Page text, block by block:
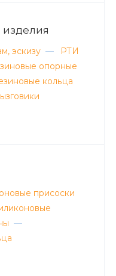
эскизу —
РТИ
опорные
кольца
присоски
—